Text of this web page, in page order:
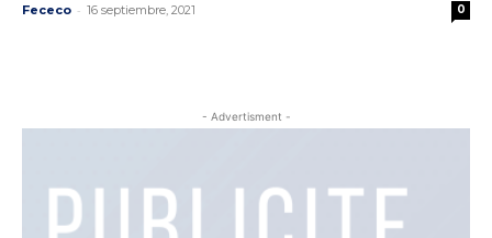
Fececo - 16 septiembre, 2021 0
- Advertisment -